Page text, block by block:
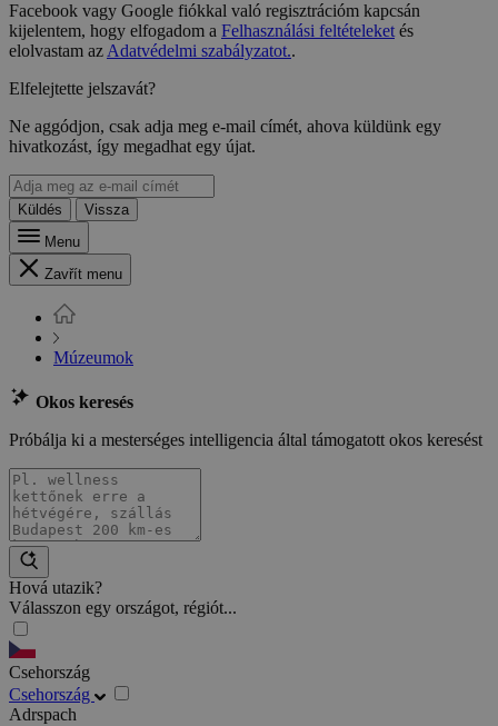
Facebook vagy Google fiókkal való regisztrációm kapcsán
kijelentem, hogy elfogadom a Felhasználási feltételeketés
elolvastam azAdatvédelmi szabályzatot..
Elfelejtette jelszavát?
Ne aggódjon, csak adja meg e-mail címét, ahova küldünk egy
hivatkozást, így megadhat egy újat.
Küldés
Vissza
Menu
Zavřít menu
Múzeumok
Okos keresés
Próbálja ki a mesterséges intelligencia által támogatott okos keresést
Hová utazik?
Válasszon egy országot, régiót...
Csehország
Csehország
Adrspach